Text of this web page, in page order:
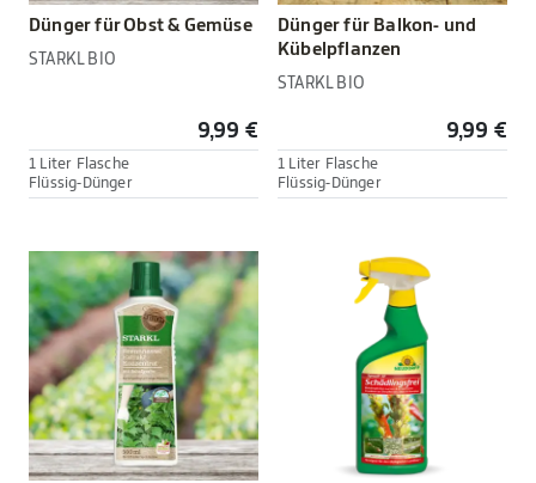
Dünger für Obst & Gemüse
STARKL BIO
9,99 €
1 Liter Flasche
Flüssig-Dünger
Dünger für Balkon- und
Kübelpflanzen
STARKL BIO
9,99 €
1 Liter Flasche
Flüssig-Dünger